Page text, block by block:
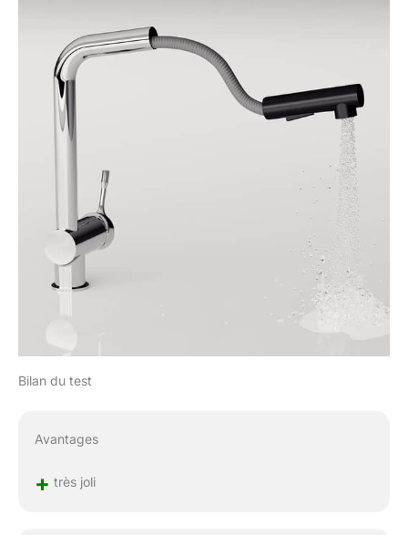
Bilan du test
Avantages
+ très joli